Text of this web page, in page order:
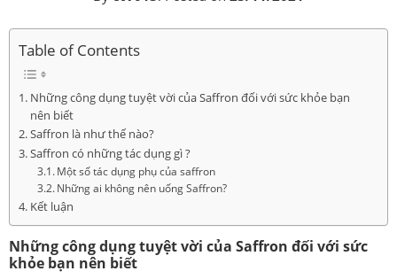
Table of Contents
Những công dụng tuyệt vời của Saffron đối với sức khỏe bạn
nên biết
Saffron là như thế nào?
Saffron có những tác dụng gì ?
Một số tác dụng phụ của saffron
Những ai không nên uống Saffron?
Kết luận
Những công dụng tuyệt vời của Saffron đối với sức
khỏe bạn nên biết